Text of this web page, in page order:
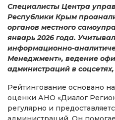
Специалисты Центра
Республики Крым
органов местного
январь 2026 года.
информационно-
Менеджмент», ведение
администраций в
Рейтингование основано
оценки АНО «Диалог
регулярно и